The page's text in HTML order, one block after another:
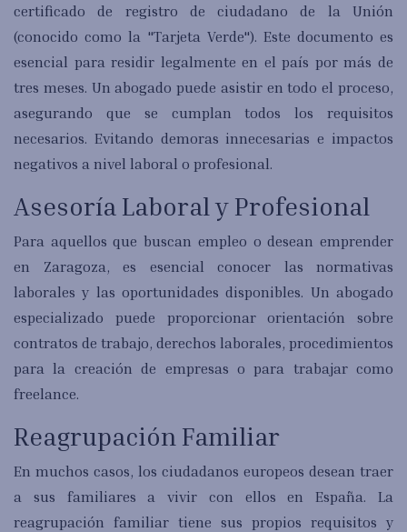
certificado de registro de ciudadano de la Unión
(conocido como la "Tarjeta Verde"). Este documento es
esencial para residir legalmente en el país por más de
tres meses. Un abogado puede asistir en todo el proceso,
asegurando que se cumplan todos los requisitos
necesarios. Evitando demoras innecesarias e impactos
negativos a nivel laboral o profesional.
Asesoría Laboral y Profesional
Para aquellos que buscan empleo o desean emprender
en Zaragoza, es esencial conocer las normativas
laborales y las oportunidades disponibles. Un abogado
especializado puede proporcionar orientación sobre
contratos de trabajo, derechos laborales, procedimientos
para la creación de empresas o para trabajar como
freelance.
Reagrupación Familiar
En muchos casos, los ciudadanos europeos desean traer
a sus familiares a vivir con ellos en España. La
reagrupación familiar tiene sus propios requisitos y